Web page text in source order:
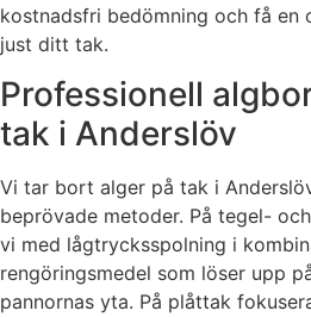
kostnadsfri bedömning och få en
just ditt tak.
Professionell
tak i Anderslöv
Vi tar bort alger på tak i
beprövade metoder. På tegel-
vi med lågtrycksspolning i
rengöringsmedel som löser upp
pannornas yta. På plåttak